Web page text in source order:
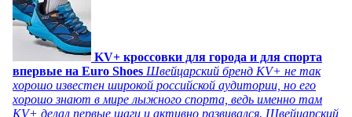
KV+ кроссовки для города и для спорта
впервые на Euro Shoes Швейцарский бренд KV+ не так
хорошо известен широкой российской аудитории, но его
хорошо знают в мире лыжного спорта, ведь именно там
KV+ делал первые шаги и активно развивался. Швейцарский